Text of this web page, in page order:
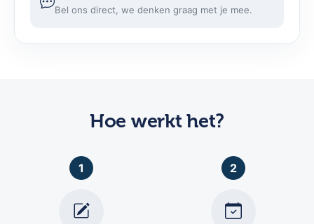
Bel ons direct, we denken graag met je mee.
Hoe werkt het?
1 2